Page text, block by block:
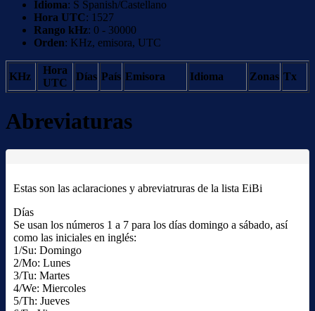
Idioma: S Spanish/Castellano
Hora UTC: 1527
Rango kHz: 0 - 30000
Orden: KHz, emisora, UTC
KHz
Hora
UTC
Días País Emisora Idioma Zonas Tx
Abreviaturas
Estas son las aclaraciones y abreviatruras de la lista EiBi
Días
Se usan los números 1 a 7 para los días domingo a sábado, así
como las iniciales en inglés:
1/Su: Domingo
2/Mo: Lunes
3/Tu: Martes
4/We: Miercoles
5/Th: Jueves